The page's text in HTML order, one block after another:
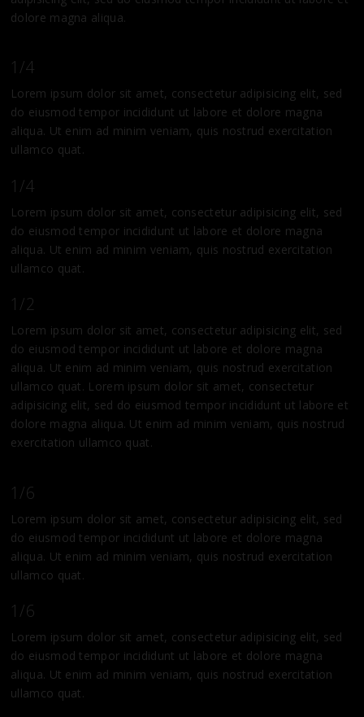
dolore magna aliqua.
1/4
Lorem ipsum dolor sit amet, consectetur adipisicing elit, sed
do eiusmod tempor incididunt ut labore et dolore magna
aliqua. Ut enim ad minim veniam, quis nostrud exercitation
ullamco quat.
1/4
Lorem ipsum dolor sit amet, consectetur adipisicing elit, sed
do eiusmod tempor incididunt ut labore et dolore magna
aliqua. Ut enim ad minim veniam, quis nostrud exercitation
ullamco quat.
1/2
Lorem ipsum dolor sit amet, consectetur adipisicing elit, sed
do eiusmod tempor incididunt ut labore et dolore magna
aliqua. Ut enim ad minim veniam, quis nostrud exercitation
ullamco quat. Lorem ipsum dolor sit amet, consectetur
adipisicing elit, sed do eiusmod tempor incididunt ut labore et
dolore magna aliqua. Ut enim ad minim veniam, quis nostrud
exercitation ullamco quat.
1/6
Lorem ipsum dolor sit amet, consectetur adipisicing elit, sed
do eiusmod tempor incididunt ut labore et dolore magna
aliqua. Ut enim ad minim veniam, quis nostrud exercitation
ullamco quat.
1/6
Lorem ipsum dolor sit amet, consectetur adipisicing elit, sed
do eiusmod tempor incididunt ut labore et dolore magna
aliqua. Ut enim ad minim veniam, quis nostrud exercitation
ullamco quat.